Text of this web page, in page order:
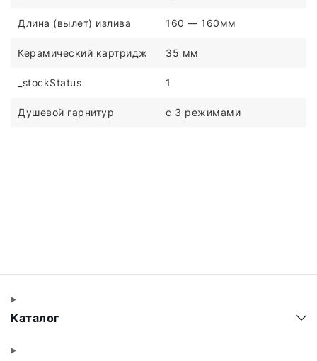
Длина (вылет) излива 160 — 160мм
Керамический картридж 35 мм
_stockStatus 1
Душевой гарнитур с 3 режимами
Каталог